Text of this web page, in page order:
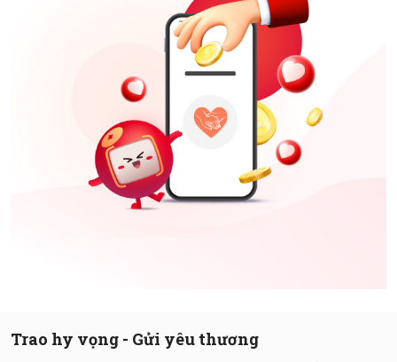
Trao hy vọng - Gửi yêu thương